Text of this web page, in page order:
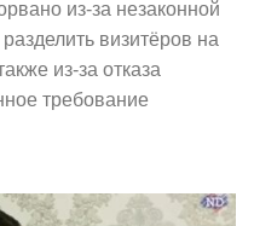
из-за незаконной
визитёров на
из-за отказа
требование